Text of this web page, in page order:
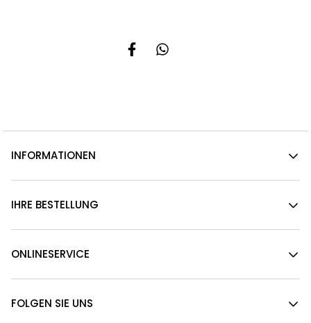
INFORMATIONEN
IHRE BESTELLUNG
ONLINESERVICE
FOLGEN SIE UNS